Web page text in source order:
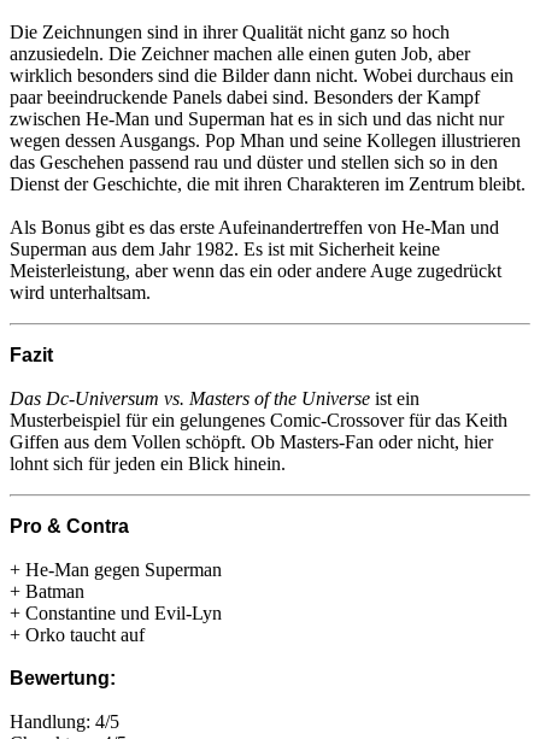
Die Zeichnungen sind in ihrer Qualität nicht ganz so hoch
anzusiedeln. Die Zeichner machen alle einen guten Job, aber
wirklich besonders sind die Bilder dann nicht. Wobei durchaus ein
paar beeindruckende Panels dabei sind. Besonders der Kampf
zwischen He-Man und Superman hat es in sich und das nicht nur
wegen dessen Ausgangs. Pop Mhan und seine Kollegen illustrieren
das Geschehen passend rau und düster und stellen sich so in den
Dienst der Geschichte, die mit ihren Charakteren im Zentrum bleibt.
Als Bonus gibt es das erste Aufeinandertreffen von He-Man und
Superman aus dem Jahr 1982. Es ist mit Sicherheit keine
Meisterleistung, aber wenn das ein oder andere Auge zugedrückt
wird unterhaltsam.
Fazit
Das Dc-Universum vs. Masters of the Universe ist ein
Musterbeispiel für ein gelungenes Comic-Crossover für das Keith
Giffen aus dem Vollen schöpft. Ob Masters-Fan oder nicht, hier
lohnt sich für jeden ein Blick hinein.
Pro & Contra
+ He-Man gegen Superman
+ Batman
+ Constantine und Evil-Lyn
+ Orko taucht auf
Bewertung:
Handlung: 4/5